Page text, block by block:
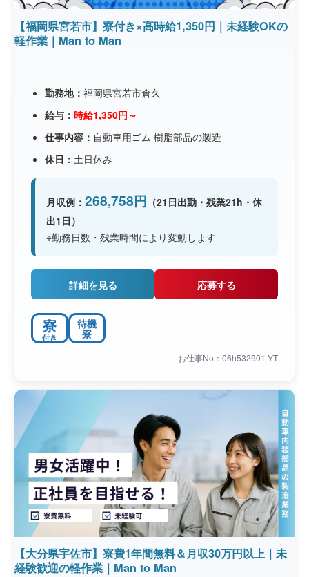
【福岡県宮若市】寮付き×高時給1,350円｜未経験OKの
軽作業｜Man to Man
勤務地： 福岡県宮若市倉久
給与： 時給1,350円～
仕事内容： 自動車用ゴム 樹脂部品の製造
休日： 土日休み
月収例： 268,758円 （21日出勤・残業21h・休
出1日）
※勤務日数・残業時間により変動します
詳細を見る 応募する
寮
付き
待機
寮
お仕事No：06h532901-YT
【大分県宇佐市】寮費1年間無料＆月収30万円以上｜未
経験歓迎の軽作業｜Man to Man